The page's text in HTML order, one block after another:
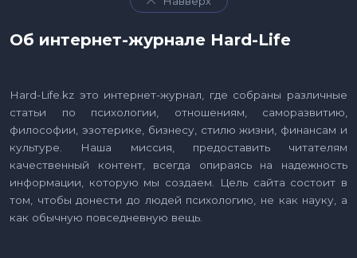
Об интернет-журнале Hard-Life
Hard-Life.kz это интернет-журнал, где собраны различные
статьи по психологии, отношениям, саморазвитию,
философии, эзотерике, бизнесу, стилю жизни, финансам и
культуре. Наша миссия, предоставить читателям
качественный контент, всегда опираясь на надежность
информации, которую мы создаем. Цель сайта состоит в
том, чтобы донести до людей психологию, не как науку, а
как обычную повседневную вещь.